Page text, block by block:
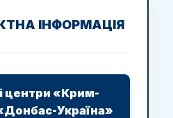
ІНФОРМАЦІЯ
центри «Крим-
Україна»